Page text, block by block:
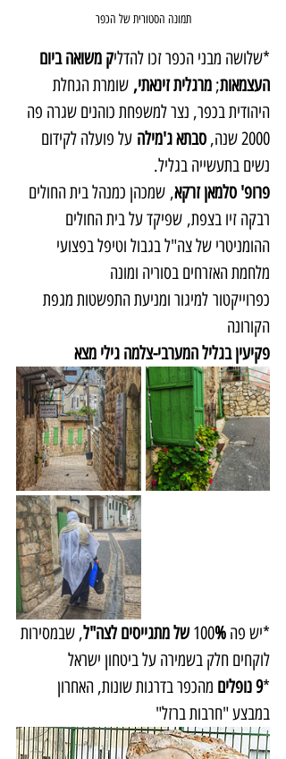
תמונה הסטורית של הכפר
*שלושה מבני הכפר זכו להדליק משואה ביום
העצמאות; מרגלית זינאתי, שומרת הגחלת
היהודית בכפר, נצר למשפחת כוהנים שגרה פה
2000 שנה,
סבתא ג'מילה על פועלה לקידום
נשים בתעשייה בגליל.
פרופ' סלמאן זרקא, שמכהן כמנהל בית החולים
רבקה זיו בצפת, שפיקד על בית החולים
ההומניטרי של צה"ל בגבול וטיפל בפצועי
מלחמת האזרחים בסוריה ומונה
כפרוייקטור למיגור ומניעת התפשטות מגפת
הקורונה
פקיעין בגליל המערבי-צלמה גילי מצא
*יש פה 100 % של מתגייסים לצה"ל
, שבמסירות
לוקחים חלק בשמירה על ביטחון ישראל
*9 נופלים
מהכפר בדרגות שונות, האחרון
במבצע "חרבות ברזל"